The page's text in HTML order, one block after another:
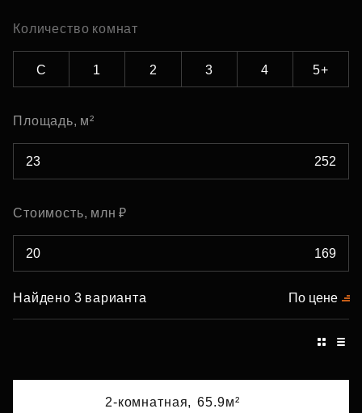
Количество комнат
С 1 2 3 4 5+
Площадь, м²
Стоимость, млн ₽
Найдено 3 варианта По цене
2-комнатная, 65.9м²